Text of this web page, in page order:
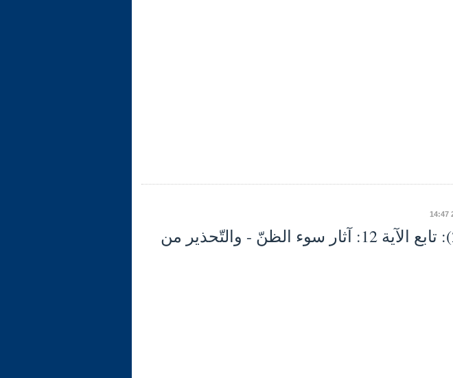
تفسير سورة الحجرات (29): تابع الآية 12: آثار سوء الظنّ - والتّحذير من